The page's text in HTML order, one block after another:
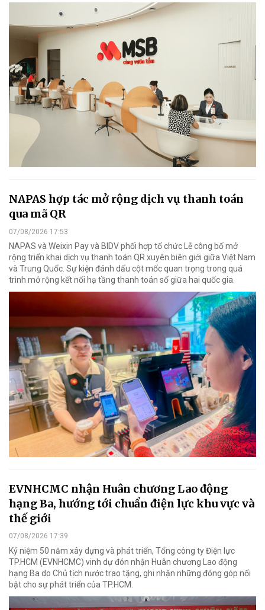
NAPAS hợp tác mở rộng dịch vụ thanh toán
qua mã QR
07/08/2026 17:53
NAPAS và Weixin Pay và BIDV phối hợp tổ chức Lễ công bố mở
rộng triển khai dịch vụ thanh toán QR xuyên biên giới giữa Việt Nam
và Trung Quốc. Sự kiện đánh dấu cột mốc quan trọng trong quá
trình mở rộng kết nối hạ tầng thanh toán số giữa hai quốc gia.
EVNHCMC nhận Huân chương Lao động
hạng Ba, hướng tới chuẩn điện lực khu vực và
thế giới
07/08/2026 17:39
Kỷ niệm 50 năm xây dựng và phát triển, Tổng công ty Điện lực
TP.HCM (EVNHCMC) vinh dự đón nhận Huân chương Lao động
hạng Ba do Chủ tịch nước trao tặng, ghi nhận những đóng góp nổi
bật cho sự phát triển của TP.HCM.